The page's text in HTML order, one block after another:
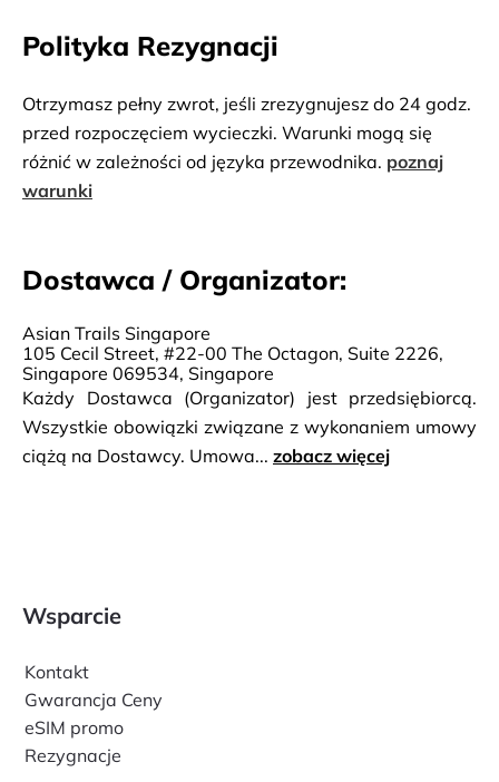
okazja do przeżycia jednej z najważniejszych bitew w
przeszłości miasta. Powrót do hotelu.
Polityka Rezygnacji
Otrzymasz pełny zwrot, jeśli zrezygnujesz do 24 godz.
przed rozpoczęciem wycieczki. Warunki mogą się
różnić w zależności od języka przewodnika. poznaj
warunki
Dostawca / Organizator:
Asian Trails Singapore
105 Cecil Street, #22-00 The Octagon, Suite 2226,
Singapore 069534, Singapore
Każdy Dostawca (Organizator) jest przedsiębiorcą.
Wszystkie obowiązki związane z wykonaniem umowy
ciążą na Dostawcy. Umowa... zobacz więcej
Wsparcie
Kontakt
Gwarancja Ceny
eSIM promo
Rezygnacje